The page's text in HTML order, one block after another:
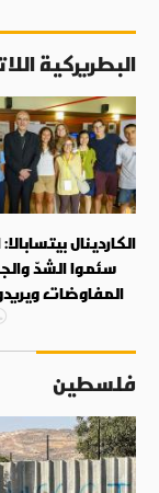
البطريركية
الكاردينال
سئموا الشدّ
المفاوضات
فلسطين